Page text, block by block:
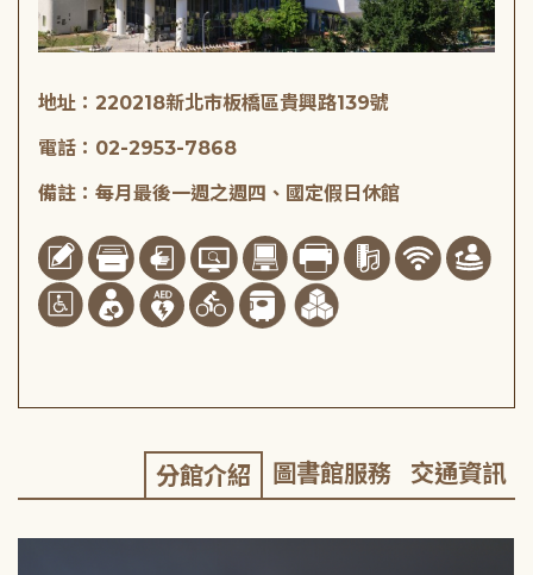
地址：220218新北市板橋區貴興路139號
電話：02-2953-7868
備註：每月最後一週之週四、國定假日休館
分館介紹 圖書館服務 交通資訊